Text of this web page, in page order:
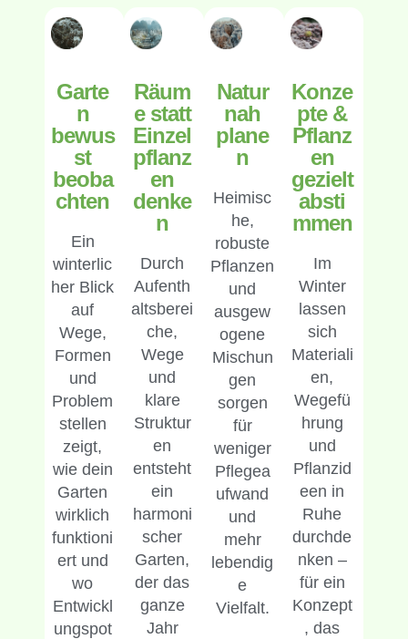
Garte
n
bewus
st
beoba
chten
Ein
winterlic
her Blick
auf
Wege,
Formen
und
Problem
stellen
zeigt,
wie dein
Garten
wirklich
funktioni
ert und
wo
Entwickl
ungspot
Räum
e statt
Einzel
pflanz
en
denke
n
Durch
Aufenth
altsberei
che,
Wege
und
klare
Struktur
en
entsteht
ein
harmoni
scher
Garten,
der das
ganze
Jahr
Natur
nah
plane
n
Heimisc
he,
robuste
Pflanzen
und
ausgew
ogene
Mischun
gen
sorgen
für
weniger
Pflegea
ufwand
und
mehr
lebendig
e
Vielfalt.
Konze
pte &
Pflanz
en
gezielt
absti
mmen
Im
Winter
lassen
sich
Materiali
en,
Wegefü
hrung
und
Pflanzid
een in
Ruhe
durchde
nken –
für ein
Konzept
, das